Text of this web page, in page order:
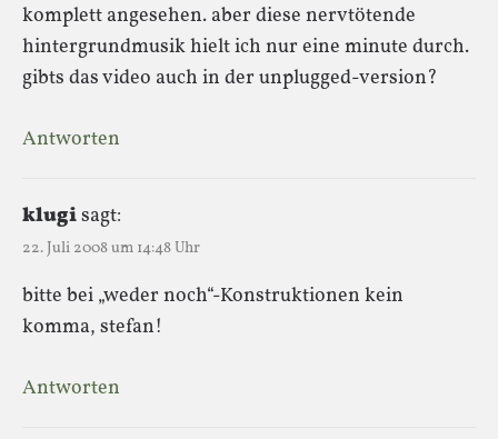
komplett angesehen. aber diese nervtötende
hintergrundmusik hielt ich nur eine minute durch.
gibts das video auch in der unplugged-version?
Antworten
klugisagt:
22. Juli 2008 um 14:48 Uhr
bitte bei „weder noch“-Konstruktionen kein
komma, stefan!
Antworten